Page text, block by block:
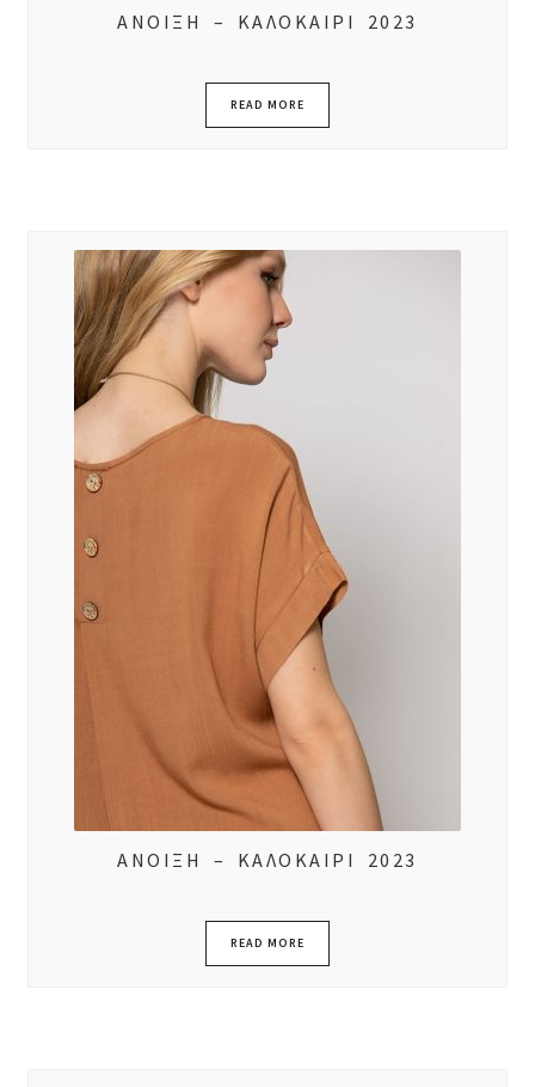
ΑΝΟΙΞΗ – ΚΑΛΟΚΑΙΡΙ 2023
READ MORE
ΑΝΟΙΞΗ – ΚΑΛΟΚΑΙΡΙ 2023
READ MORE